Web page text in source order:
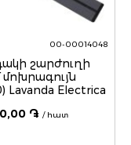
00-00014048
շարժուղի
մոխրագույն
Lavanda Electrica
֏ / հատ